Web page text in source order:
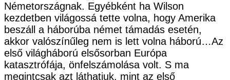
Németországnak. Egyébként ha Wilson
kezdetben világossá tette volna, hogy Amerika
beszáll a háborúba német támadás esetén,
akkor valószínűleg nem is lett volna háború…Az
első világháború elsősorban Európa
katasztrófája, önfelszámolása volt. S ma
megintcsak azt láthatjuk, mint az első